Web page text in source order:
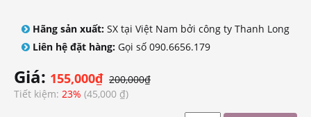
Hãng sản xuất: SX tại Việt Nam bởi công ty Thanh Long
Liên hệ đặt hàng:Gọi số 090.6656.179
Giá: 155,000₫ 200,000₫
Tiết kiệm: 23% (45,000 ₫)